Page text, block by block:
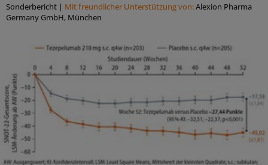
Sonderbericht | Mit freundlicher Unterstützung von:Alexion Pharma
Germany GmbH, München